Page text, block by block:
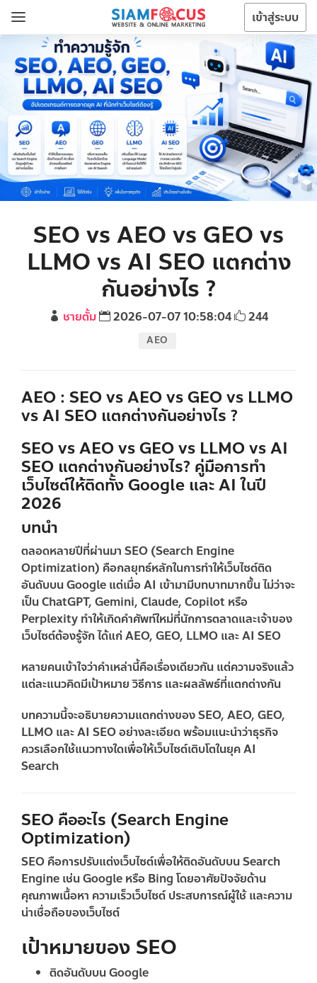
เข้าสู่ระบบ
SEO vs AEO vs GEO vs
LLMO vs AI SEO แตกต่าง
กันอย่างไร ?
ชายตั้ม 2026-07-07 10:58:04 244
AEO
AEO : SEO vs AEO vs GEO vs LLMO
vs AI SEO แตกต่างกันอย่างไร ?
SEO vs AEO vs GEO vs LLMO vs AI
SEO แตกต่างกันอย่างไร? คู่มือการทำ
เว็บไซต์ให้ติดทั้ง Google และ AI ในปี
2026
บทนำ
ตลอดหลายปีที่ผ่านมา SEO (Search Engine
Optimization) คือกลยุทธ์หลักในการทำให้เว็บไซต์ติด
อันดับบน Google แต่เมื่อ AI เข้ามามีบทบาทมากขึ้น ไม่ว่าจะ
เป็น ChatGPT, Gemini, Claude, Copilot หรือ
Perplexity ทำให้เกิดคำศัพท์ใหม่ที่นักการตลาดและเจ้าของ
เว็บไซต์ต้องรู้จัก ได้แก่AEO, GEO, LLMO และ AI SEO
หลายคนเข้าใจว่าคำเหล่านี้คือเรื่องเดียวกัน แต่ความจริงแล้ว
แต่ละแนวคิดมีเป้าหมาย วิธีการ และผลลัพธ์ที่แตกต่างกัน
บทความนี้จะอธิบายความแตกต่างของ SEO, AEO, GEO,
LLMO และ AI SEO อย่างละเอียด พร้อมแนะนำว่าธุรกิจ
ควรเลือกใช้แนวทางใดเพื่อให้เว็บไซต์เติบโตในยุค AI
Search
SEO คืออะไร (Search Engine
Optimization)
SEO คือการปรับแต่งเว็บไซต์เพื่อให้ติดอันดับบน Search
Engine เช่น Google หรือ Bing โดยอาศัยปัจจัยด้าน
คุณภาพเนื้อหา ความเร็วเว็บไซต์ ประสบการณ์ผู้ใช้ และความ
น่าเชื่อถือของเว็บไซต์
เป้าหมายของ SEO
ติดอันดับบน Google